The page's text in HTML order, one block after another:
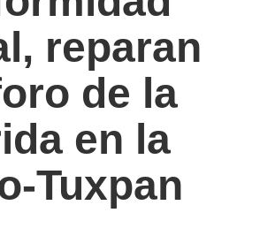
reparan
de la
en la
Tuxpan